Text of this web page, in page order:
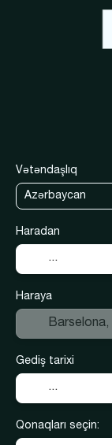
Vətəndaşlıq
Haradan
Haraya
Gediş tarixi
Qonaqları seçin: